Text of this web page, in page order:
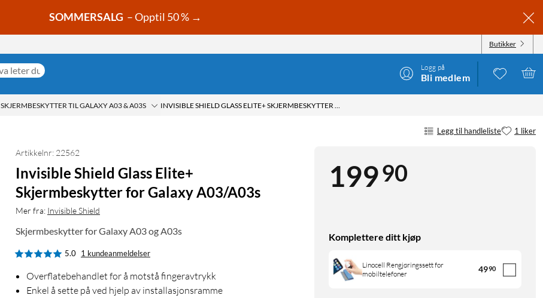
SOMMERSALG – Opptil 50 % →
Butikker
Logg på
Bli medlem
SKJERMBESKYTTER TIL GALAXY A03 & A03S INVISIBLE SHIELD GLASS ELITE+ SKJERMBESKYTTER FOR GALAXY A03/A03S
Legg til handleliste 1 liker
19990
Komplettere ditt kjøp
Linocell Rengjøringssett for
mobiltelefoner
4990
Artikkelnr: 22562
Invisible Shield Glass Elite+
Skjermbeskytter for Galaxy A03/A03s
Mer fra: Invisible Shield
Skjermbeskytter for Galaxy A03 og A03s
5.0 1 kundeanmeldelser
Overflatebehandlet for å motstå fingeravtrykk
Enkel å sette på ved hjelp av installasjonsramme